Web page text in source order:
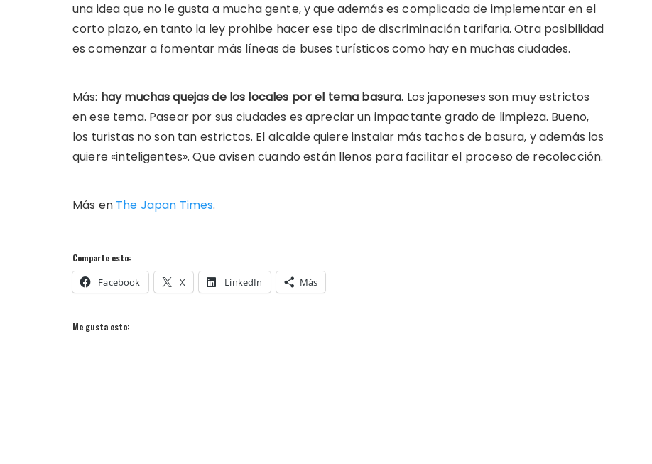
una idea que no le gusta a mucha gente, y que además es complicada de implementar en el
corto plazo, en tanto la ley prohibe hacer ese tipo de discriminación tarifaria. Otra posibilidad
es comenzar a fomentar más líneas de buses turísticos como hay en muchas ciudades.
Más: hay muchas quejas de los locales por el tema basura. Los japoneses son muy estrictos
en ese tema. Pasear por sus ciudades es apreciar un impactante grado de limpieza. Bueno,
los turistas no son tan estrictos. El alcalde quiere instalar más tachos de basura, y además los
quiere «inteligentes». Que avisen cuando están llenos para facilitar el proceso de recolección.
Más en The Japan Times.
Comparte esto:
Facebook X LinkedIn Más
Me gusta esto: